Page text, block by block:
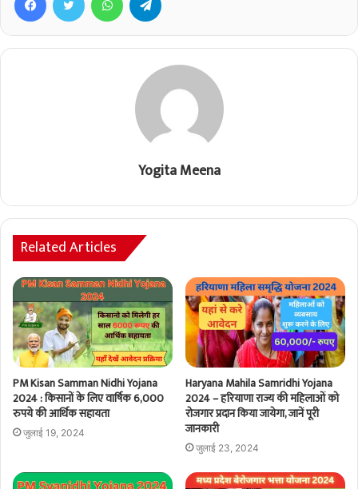
Yogita Meena
Related Articles
PM Kisan Samman Nidhi Yojana
2024 : किसानों के लिए वार्षिक 6,000
रुपये की आर्थिक सहायता
जुलाई 19, 2024
Haryana Mahila Samridhi Yojana
2024 – हरियाणा राज्य की महिलाओं को
रोजगार प्रदान किया जायेगा, जानें पूरी
जानकारी
जुलाई 23, 2024